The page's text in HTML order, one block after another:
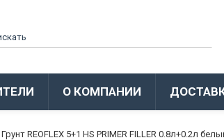
О КОМПАНИИ
Грунт REOFLEX 5+1 HS PRIMER FILLER 0.8л+0.2л